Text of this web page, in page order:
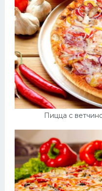
Пицца с